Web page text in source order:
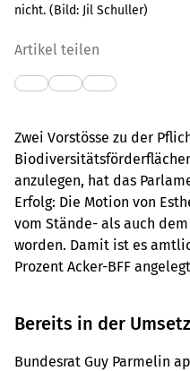
nicht. (Bild: Jil Schuller)
Artikel teilen
Zwei Vorstösse zu der
anzulegen, hat das
Erfolg: Die Motion von
vom Stände- als auch
worden. Damit ist es
Prozent Acker-BFF
Bereits in der
Bundesrat Guy Parmelin